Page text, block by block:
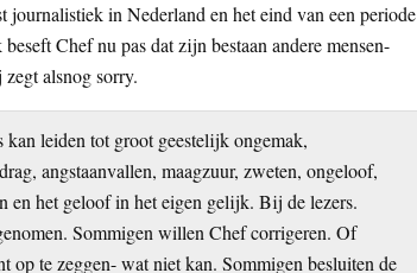
in Nederland en het eind van een periode
Chef nu pas dat zijn bestaan andere mensen-
alsnog sorry.
leiden tot groot geestelijk ongemak,
angstaanvallen, maagzuur, zweten, ongeloof,
en het geloof in het eigen gelijk. Bij de lezers.
Sommigen willen Chef corrigeren. Of
op te zeggen- wat niet kan. Sommigen besluiten de